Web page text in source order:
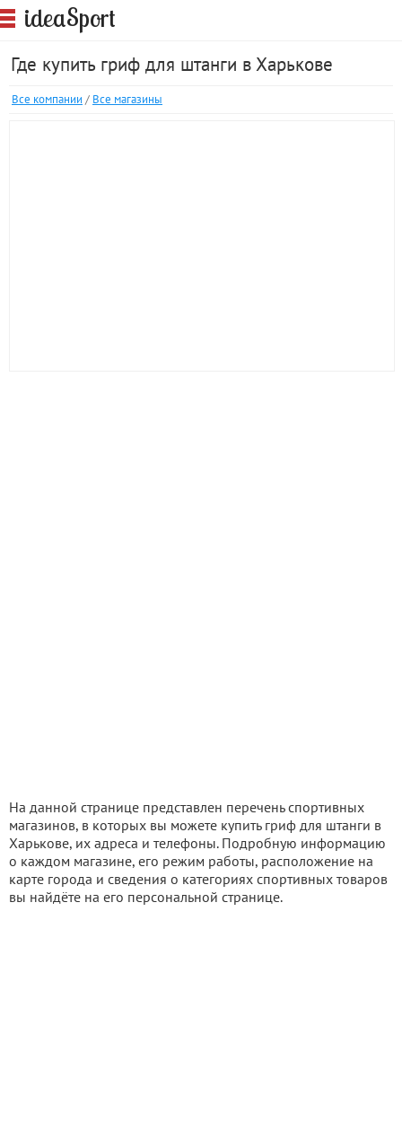
ideaSport
Где купить гриф для штанги в Харькове
Все компании / Все магазины
На данной странице представлен перечень спортивных
магазинов, в которых вы можете купить гриф для штанги в
Харькове, их адреса и телефоны. Подробную информацию
о каждом магазине, его режим работы, расположение на
карте города и сведения о категориях спортивных товаров
вы найдёте на его персональной странице.